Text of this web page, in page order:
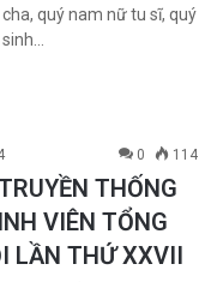
quý nam nữ tu sĩ, quý
0 114
THỐNG
VIÊN TỔNG
LẦN THỨ XXVII